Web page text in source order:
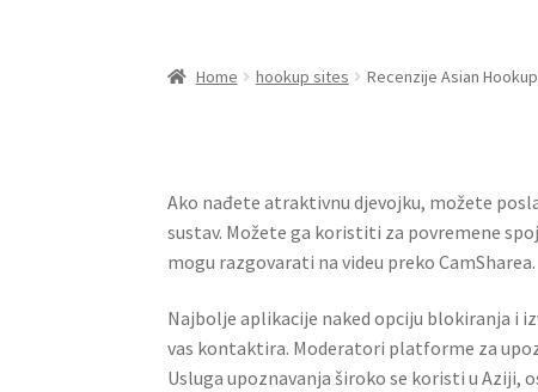
Home hookup sites Recenzije Asian
Ako nađete atraktivnu djevojku, možete
sustav. Možete ga koristiti za povremene
mogu razgovarati na videu preko CamSharea.
Najbolje aplikacije naked opciju blokiranja i
vas kontaktira. Moderatori platforme za
Usluga upoznavanja široko se koristi u Aziji,